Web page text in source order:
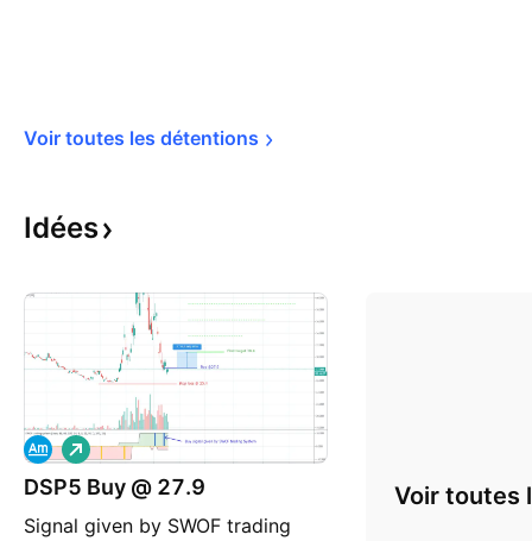
Voir toutes les détentions
Idées
DSP5 Buy @ 27.9
Signal given by SWOF trading
L
o
n
Voir toutes